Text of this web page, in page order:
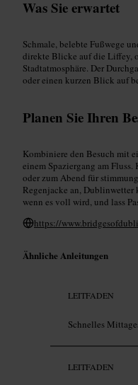
Was Sie erwartet
Schmale, belebte Fußwege
direkte Blicke auf die Liffey,
Stadtatmosphäre. Der
oder einen kurzen Blick auf
Planen Sie Ihren
Kombiniere den Besuch mit
einem Spaziergang am
oder zum Abend für
Regenjacke an, Dublinwetter
wenn es voll wird, und lass
https://
Ähnliche Anleitungen
LEITFADEN
Schnelles
LEITFADEN